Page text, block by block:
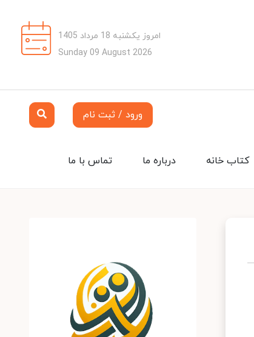
امروز یکشنبه 18 مرداد 1405
Sunday 09 August 2026
ورود / ثبت نام
تماس با ما درباره ما کتاب خانه